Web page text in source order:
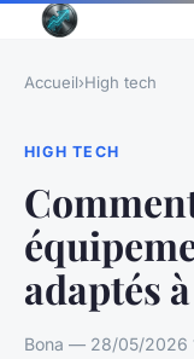
Accueil›High tech
HIGH TECH
adaptés
Bona — 28/05/2026